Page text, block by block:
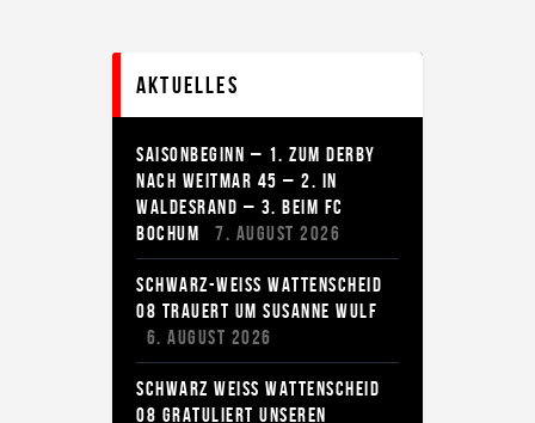
Aktuelles
SAISONBEGINN – 1. ZUM DERBY
NACH WEITMAR 45 – 2. IN
WALDESRAND – 3. BEIM FC
BOCHUM
7. AUGUST 2026
SCHWARZ-WEISS WATTENSCHEID
08 TRAUERT UM SUSANNE WULF
6. AUGUST 2026
SCHWARZ WEISS WATTENSCHEID 0
8 GRATULIERT UNSEREN G